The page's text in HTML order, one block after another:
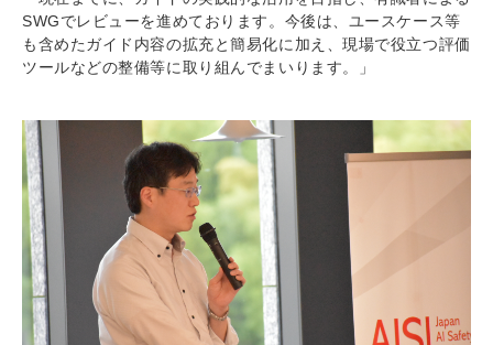
SWGでレビューを進めております。今後は、ユースケース等
も含めたガイド内容の拡充と簡易化に加え、現場で役立つ評価
ツールなどの整備等に取り組んでまいります。」